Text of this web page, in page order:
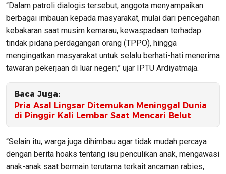
“Dalam patroli dialogis tersebut, anggota menyampaikan
berbagai imbauan kepada masyarakat, mulai dari pencegahan
kebakaran saat musim kemarau, kewaspadaan terhadap
tindak pidana perdagangan orang (TPPO), hingga
mengingatkan masyarakat untuk selalu berhati-hati menerima
tawaran pekerjaan di luar negeri,” ujar IPTU Ardiyatmaja.
Baca Juga:
Pria Asal Lingsar Ditemukan Meninggal Dunia
di Pinggir Kali Lembar Saat Mencari Belut
“Selain itu, warga juga dihimbau agar tidak mudah percaya
dengan berita hoaks tentang isu penculikan anak, mengawasi
anak-anak saat bermain terutama terkait ancaman rabies,